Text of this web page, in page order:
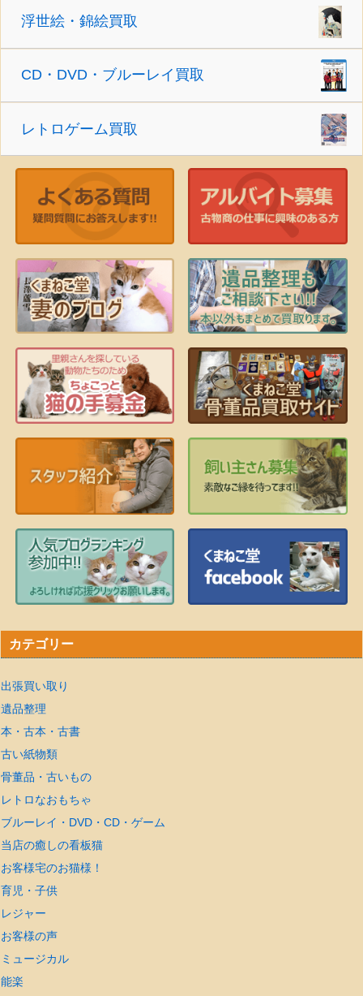
浮世絵・錦絵買取
CD・DVD・ブルーレイ買取
レトロゲーム買取
カテゴリー
出張買い取り
遺品整理
本・古本・古書
古い紙物類
骨董品・古いもの
レトロなおもちゃ
ブルーレイ・DVD・CD・ゲーム
当店の癒しの看板猫
お客様宅のお猫様！
育児・子供
レジャー
お客様の声
ミュージカル
能楽